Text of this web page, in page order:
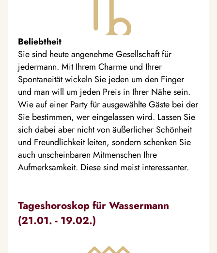
Beliebtheit
Sie sind heute angenehme Gesellschaft für
jedermann. Mit Ihrem Charme und Ihrer
Spontaneität wickeln Sie jeden um den Finger
und man will um jeden Preis in Ihrer Nähe sein.
Wie auf einer Party für ausgewählte Gäste bei der
Sie bestimmen, wer eingelassen wird. Lassen Sie
sich dabei aber nicht von äußerlicher Schönheit
und Freundlichkeit leiten, sondern schenken Sie
auch unscheinbaren Mitmenschen Ihre
Aufmerksamkeit. Diese sind meist interessanter.
Tageshoroskop für Wassermann
(21.01. - 19.02.)